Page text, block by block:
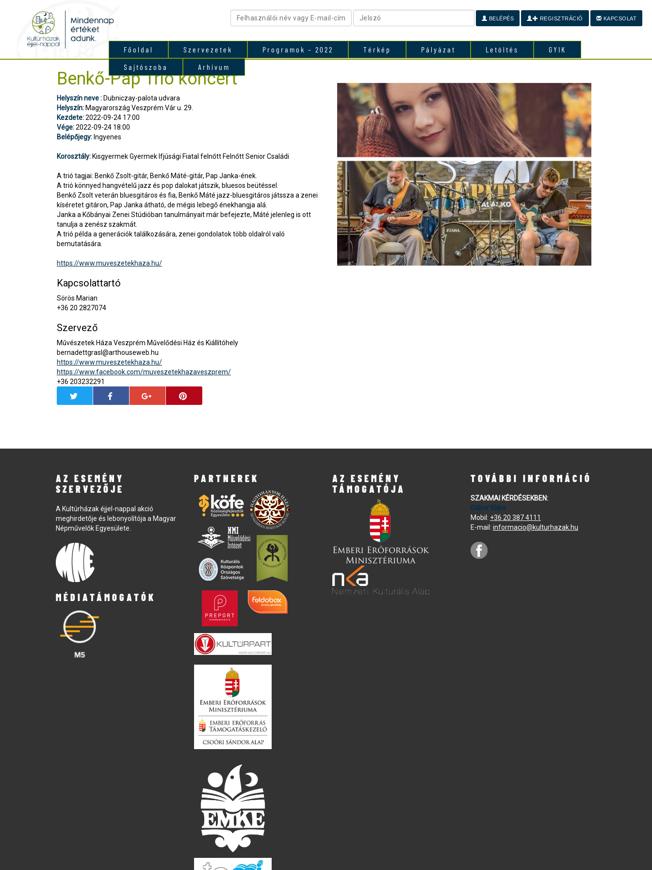
Főoldal Szervezetek Programok – 2022 Térkép Pályázat Letöltés
GYIK
Sajtószoba
Arhívum
BELÉPÉS REGISZTRÁCIÓ KAPCSOLAT
Benkő-Pap Trió koncert
Helyszín neve : Dubniczay-palota udvara
Helyszín: Magyarország Veszprém Vár u. 29.
Kezdete:2022-09-24 17:00
Vége:2022-09-24 18:00
Belépőjegy: Ingyenes
Korosztály: Kisgyermek Gyermek Ifjúsági Fiatal felnőtt Felnőtt Senior Családi
A trió tagjai: Benkő Zsolt-gitár, Benkő Máté-gitár, Pap Janka-ének.
A trió könnyed hangvételű jazz és pop dalokat játszik, bluesos beütéssel.
Benkő Zsolt veterán bluesgitáros és fia, Benkő Máté jazz-bluesgitáros játssza a zenei
kíséretet gitáron, Pap Janka átható, de mégis lebegő énekhangja alá.
Janka a Kőbányai Zenei Stúdióban tanulmányait már befejezte, Máté jelenleg is ott
tanulja a zenész szakmát.
A trió példa a generációk találkozására, zenei gondolatok több oldalról való
bemutatására.
https://www.muveszetekhaza.hu/
Kapcsolattartó
Sörös Marian
+36 20 2827074
Szervező
Művészetek Háza Veszprém Művelődési Ház és Kiállítóhely
bernadettgrasl@arthouseweb.hu
https://www.muveszetekhaza.hu/
https://www.facebook.com/muveszetekhazaveszprem/
+36 203232291
AZ ESEMÉNY
SZERVEZŐJE
A Kultúrházak éjjel-nappal akció
meghirdetője és lebonyolítója a Magyar
Népművelők Egyesülete.
MÉDIATÁMOGATÓK
PARTNEREK
AZ ESEMÉNY
TÁMOGATÓJA
TOVÁBBI INFORMÁCIÓ
SZAKMAI KÉRDÉSEKBEN:
Gábor Klára
Mobil: +36 20 387 4111
E-mail: informacio@kulturhazak.hu